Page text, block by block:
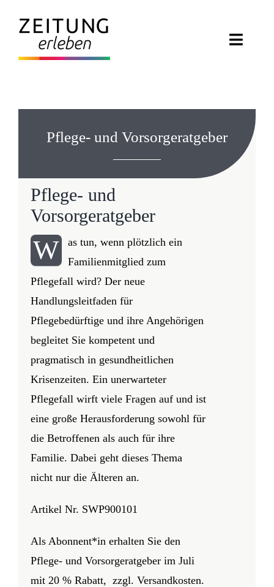
Inhalt
Toggle
ZEITUNGSWELT
NEWSLETTER
KONTAKT
Pflege- und Vorsorgeratgeber
Pflege- und
Vorsorgeratgeber
W
as tun, wenn plötzlich ein
Familienmitglied zum
Pflegefall wird? Der neue
Handlungsleitfaden für
Pflegebedürftige und ihre Angehörigen
begleitet Sie kompetent und
pragmatisch in gesundheitlichen
Krisenzeiten. Ein unerwarteter
Pflegefall wirft viele Fragen auf und ist
eine große Herausforderung sowohl für
die Betroffenen als auch für ihre
Familie. Dabei geht dieses Thema
nicht nur die Älteren an.
Artikel Nr. SWP900101
Als Abonnent*in erhalten Sie den
Pflege- und Vorsorgeratgeber im Juli
mit 20 % Rabatt, zzgl. Versandkosten.